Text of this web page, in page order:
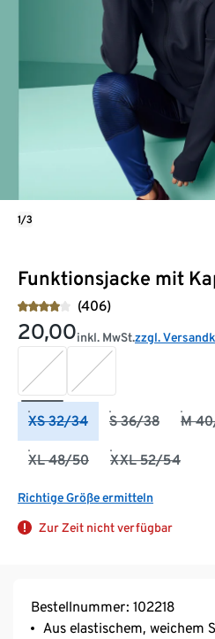
Funktionsjacke mit
(406)
20,00inkl. MwSt.zzgl.
XS 32/34 S 36/38 M
XL 48/50 XXL 52/54
Richtige Größe ermitteln
Zur Zeit nicht verfügbar
1/3
Bestellnummer: 102218
Aus elastischem, weichem